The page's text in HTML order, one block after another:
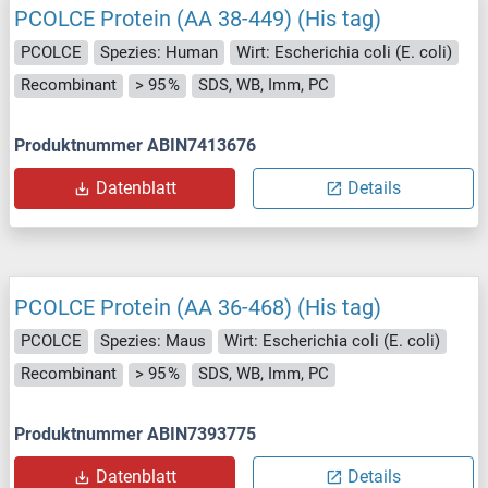
PCOLCE Protein (AA 38-449) (His tag)
PCOLCE Spezies: Human
Wirt: Escherichia coli (E. coli)
Recombinant
> 95 % SDS, WB, Imm, PC
Produktnummer ABIN7413676
Datenblatt Details
PCOLCE Protein (AA 36-468) (His tag)
PCOLCE Spezies: Maus
Wirt: Escherichia coli (E. coli)
Recombinant
> 95 % SDS, WB, Imm, PC
Produktnummer ABIN7393775
Datenblatt Details